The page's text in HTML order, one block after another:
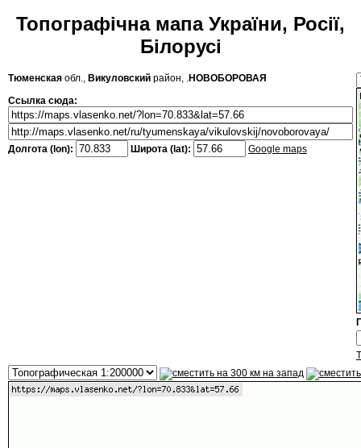
Топографічна мапа України, Росії,
Білорусі
Тюменская обл., Викуловский район, .НОВОБОРОВАЯ
Ссылка сюда:
Долгота (lon): Широта (lat): Google maps